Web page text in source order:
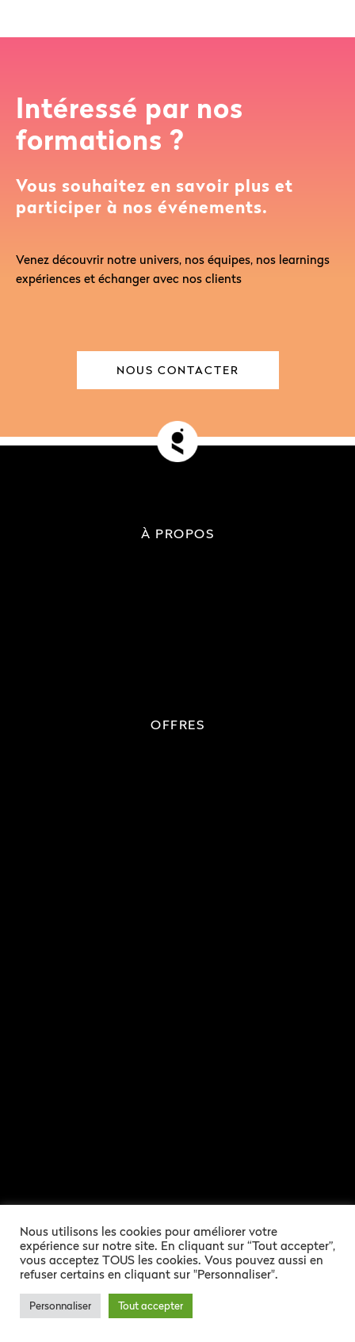
Intéressé par nos
formations ?
Vous souhaitez en savoir plus et
participer à nos événements.
Venez découvrir notre univers, nos équipes, nos learnings
expériences et échanger avec nos clients
NOUS CONTACTER
À PROPOS
OFFRES
MODALITÉS
Nous utilisons les cookies pour améliorer votre
expérience sur notre site. En cliquant sur “Tout accepter”,
vous acceptez TOUS les cookies. Vous pouvez aussi en
refuser certains en cliquant sur "Personnaliser".
Personnaliser Tout accepter